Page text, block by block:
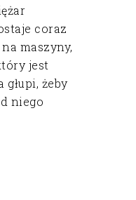
coraz
maszyny,
jest
żeby
niego